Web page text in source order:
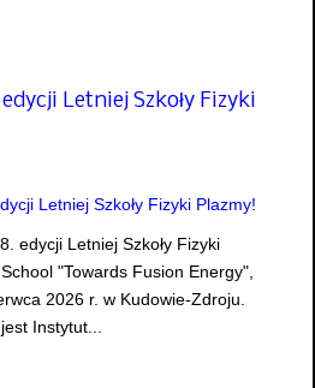
edycji Letniej Szkoły Fizyki
edycji Letniej Szkoły Fizyki
"Towards Fusion Energy",
2026 r. w Kudowie-Zdroju.
Instytut...